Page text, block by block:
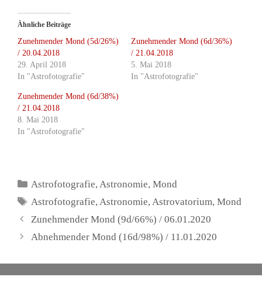
Ähnliche Beiträge
Zunehmender Mond (5d/26%)
/ 20.04.2018
29. April 2018
In "Astrofotografie"
Zunehmender Mond (6d/36%)
/ 21.04.2018
5. Mai 2018
In "Astrofotografie"
Zunehmender Mond (6d/38%)
/ 21.04.2018
8. Mai 2018
In "Astrofotografie"
Kategorien
Astrofotografie,Astronomie,Mond
Schlagwörter
Astrofotografie,Astronomie,Astrovatorium,Mond
Zunehmender Mond (9d/66%) / 06.01.2020
Abnehmender Mond (16d/98%) / 11.01.2020